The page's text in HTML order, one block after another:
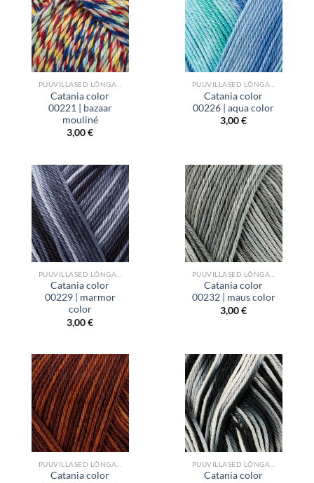
Catania color
00221 | bazaar
mouliné
3,00€
Catania color
00226 | aqua color
3,00€
Catania color
00229 | marmor
color
3,00€
Catania color
00232 | maus color
3,00€
Catania color
Catania color